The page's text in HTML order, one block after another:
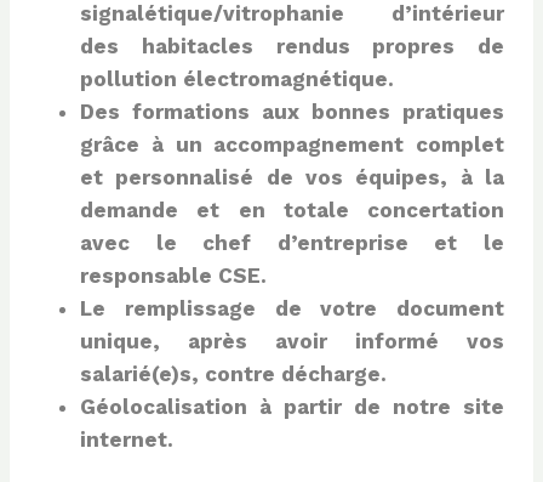
signalétique/vitrophanie d’intérieur
des habitacles rendus propres de
pollution électromagnétique.
Des formations aux bonnes pratiques
grâce à un accompagnement complet
et personnalisé de vos équipes, à la
demande et en totale concertation
avec le chef d’entreprise et le
responsable CSE.
Le remplissage de votre document
unique, après avoir informé vos
salarié(e)s, contre décharge.
Géolocalisation à partir de notre site
internet.